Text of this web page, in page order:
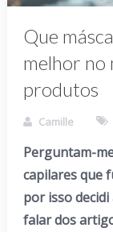
Que
melhor no
produtos
Camille
Perguntam-
capilares que
por isso
falar dos